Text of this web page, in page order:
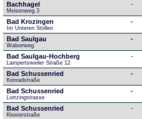
Bachhagel
Meisenweg 3
-
Bad Krozingen
Im Unteren Stollen
-
Bad Saulgau
Walserweg
-
Bad Saulgau-Hochberg
Lampertsweiler Straße 12
-
Bad Schussenried
Konradstraße
-
Bad Schussenried
Lortzingstrasse
-
Bad Schussenried
Klosterstraße
-